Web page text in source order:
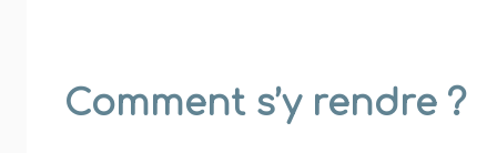
Comment s’y rendre ?